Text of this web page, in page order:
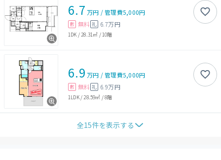
6.7 万円 /管理費5,000円
敷 無料 礼 6.7万円
1DK / 28.31㎡ / 10階
6.9 万円 /管理費5,000円
敷 無料 礼 6.9万円
1LDK/ 28.59㎡ /8階
全15件を表示する